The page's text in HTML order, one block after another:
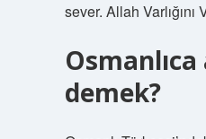
sever. Allah Varlığını
demek?